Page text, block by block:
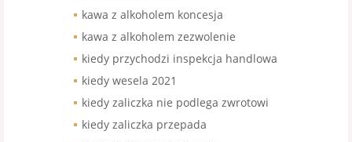
kawa z alkoholem koncesja
kawa z alkoholem zezwolenie
kiedy przychodzi inspekcja handlowa
kiedy wesela 2021
kiedy zaliczka nie podlega zwrotowi
kiedy zaliczka przepada